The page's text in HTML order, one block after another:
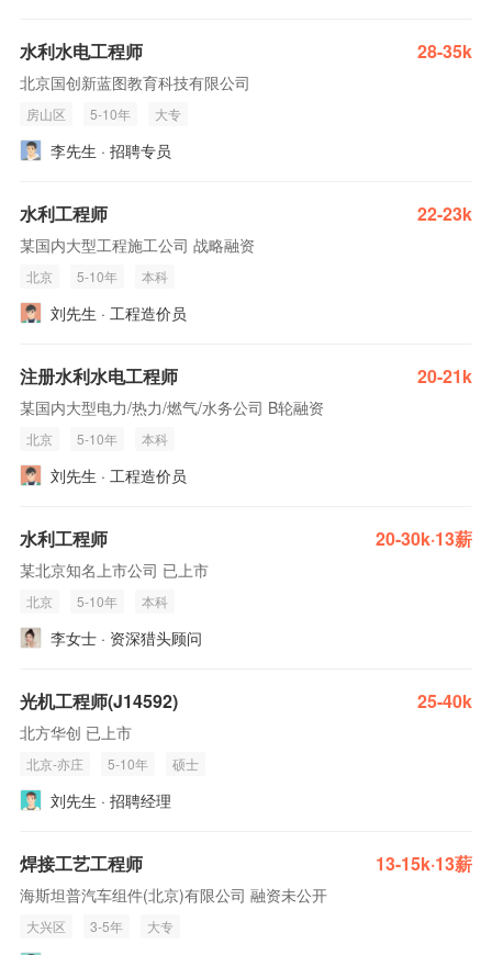
水利水电工程师 28-35k
北京国创新蓝图教育科技有限公司
房山区 5-10年 大专
李先生 · 招聘专员
水利工程师 22-23k
某国内大型工程施工公司 战略融资
北京 5-10年 本科
刘先生 · 工程造价员
注册水利水电工程师 20-21k
某国内大型电力/热力/燃气/水务公司 B轮融资
北京 5-10年 本科
刘先生 · 工程造价员
水利工程师 20-30k·13薪
某北京知名上市公司 已上市
北京 5-10年 本科
李女士 · 资深猎头顾问
光机工程师(J14592) 25-40k
北方华创 已上市
北京-亦庄 5-10年 硕士
刘先生 · 招聘经理
焊接工艺工程师 13-15k·13薪
海斯坦普汽车组件(北京)有限公司 融资未公开
大兴区 3-5年 大专